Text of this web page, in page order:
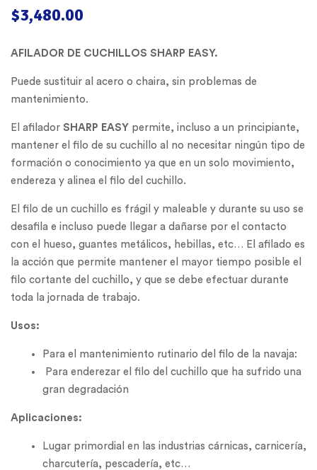
$3,480.00
AFILADOR DE CUCHILLOS SHARP EASY.
Puede sustituir al acero o chaira, sin problemas de
mantenimiento.
El afilador SHARP EASY permite, incluso a un principiante,
mantener el filo de su cuchillo al no necesitar ningún tipo de
formación o conocimiento ya que en un solo movimiento,
endereza y alinea el filo del cuchillo.
El filo de un cuchillo es frágil y maleable y durante su uso se
desafila e incluso puede llegar a dañarse por el contacto
con el hueso, guantes metálicos, hebillas, etc… El afilado es
la acción que permite mantener el mayor tiempo posible el
filo cortante del cuchillo, y que se debe efectuar durante
toda la jornada de trabajo.
Usos:
Para el mantenimiento rutinario del filo de la navaja:
Para enderezar el filo del cuchillo que ha sufrido una
gran degradación
Aplicaciones:
Lugar primordial en las industrias cárnicas, carnicería,
charcutería, pescadería, etc…